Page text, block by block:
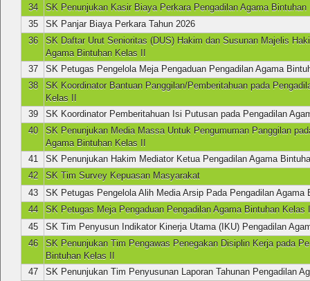
34
SK Penunjukan Kasir Biaya Perkara Pengadilan Agama Bintuhan
35
SK Panjar Biaya Perkara Tahun 2026
36
SK Daftar Urut Senioritas (DUS) Hakim dan Susunan Majelis
Agama Bintuhan Kelas II
37
SK Petugas Pengelola Meja Pengaduan Pengadilan Agama
38
SK Koordinator Bantuan Panggilan/Pemberitahuan pada
Kelas II
39
SK Koordinator Pemberitahuan Isi Putusan pada Pengadilan
40
SK Penunjukan Media Massa Untuk Pengumuman Panggilan
Agama Bintuhan Kelas II
41
SK Penunjukan Hakim Mediator Ketua Pengadilan Agama
42
SK Tim Survey Kepuasan Masyarakat
43
SK Petugas Pengelola Alih Media Arsip Pada Pengadilan Agama
44
SK Petugas Meja Pengaduan Pengadilan Agama Bintuhan Kelas
45
SK Tim Penyusun Indikator Kinerja Utama (IKU) Pengadilan
46
SK Penunjukan Tim Pengawas Penegakan Disiplin Kerja pada
Bintuhan Kelas II
47
SK Penunjukan Tim Penyusunan Laporan Tahunan Pengadilan